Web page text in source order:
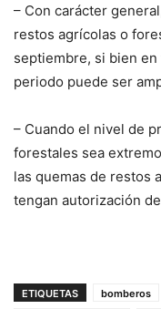
– Con carácter
restos agrícolas o
septiembre, si bien
periodo puede ser
– Cuando el nivel de
forestales sea
las quemas de restos
tengan autorización
ETIQUETAS bomberos